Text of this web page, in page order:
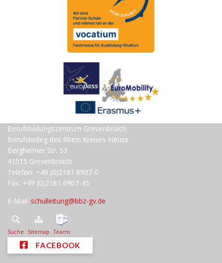
Berufsbildungszentrum Grevenbroich
Berufskolleg des Rhein Kreises Neuss
Bergheimer Str. 53
41515 Grevenbroich
Telefon: +49 (0)2181 6907-0
Fax: +49 (0)2181 6907-45
E-Mail: schulleitung@bbz-gv.de
Suche Sitemap Teams
FACEBOOK